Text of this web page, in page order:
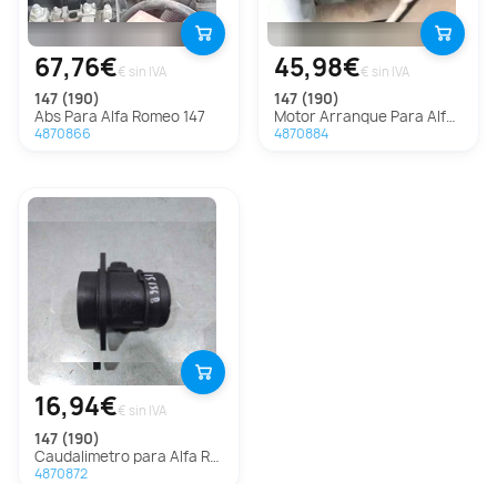
67,76€€ sin IVA
147 (190)
Abs Para Alfa Romeo 147
4870866
45,98€€ sin IVA
147 (190)
Motor Arranque Para Alfa Romeo 147
4870884
16,94€€ sin IVA
147 (190)
Caudalimetro para Alfa Romeo 147 (190)
4870872